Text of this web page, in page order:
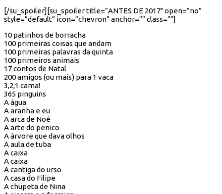
[/su_spoiler][su_spoiler title=”ANTES DE 2017″ open=”no”
style=”default” icon=”chevron” anchor=”” class=””]
10 patinhos de borracha
100 primeiras coisas que andam
100 primeiras palavras da quinta
100 primeiros animais
17 contos de Natal
200 amigos (ou mais) para 1 vaca
3,2,1 cama!
365 pinguins
A água
A aranha e eu
A arca de Noé
A arte do penico
A árvore que dava olhos
A aula de tuba
A caixa
A caixa
A cantiga do urso
A casa do Filipe
A chupeta de Nina